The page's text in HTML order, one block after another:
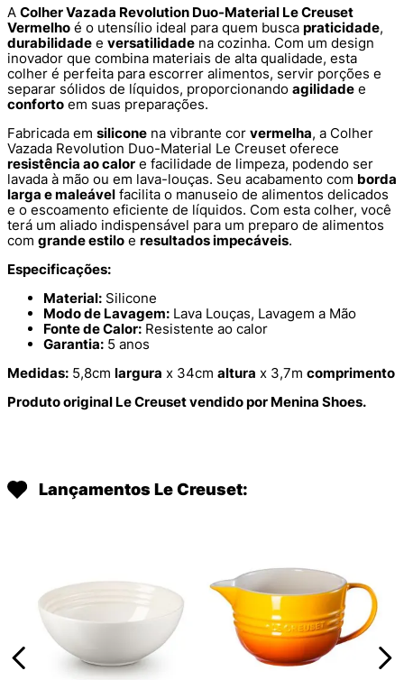
A Colher Vazada Revolution Duo-Material Le Creuset
Vermelho é o utensílio ideal para quem busca praticidade,
durabilidade e versatilidade na cozinha. Com um design
inovador que combina materiais de alta qualidade, esta
colher é perfeita para escorrer alimentos, servir porções e
separar sólidos de líquidos, proporcionando agilidade e
conforto em suas preparações.
Fabricada em silicone na vibrante cor vermelha, a Colher
Vazada Revolution Duo-Material Le Creuset oferece
resistência ao calor e facilidade de limpeza, podendo ser
lavada à mão ou em lava-louças. Seu acabamento com borda
larga e maleável facilita o manuseio de alimentos delicados
e o escoamento eficiente de líquidos. Com esta colher, você
terá um aliado indispensável para um preparo de alimentos
com grande estilo e resultados impecáveis.
Especificações:
Material: Silicone
Modo de Lavagem: Lava Louças, Lavagem a Mão
Fonte de Calor: Resistente ao calor
Garantia: 5 anos
Medidas: 5,8cm largura x 34cm altura x 3,7m comprimento
Produto original Le Creuset vendido por Menina Shoes.
Lançamentos Le Creuset: